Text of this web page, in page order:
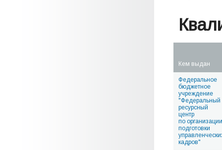
Кем выдан
Федеральное
бюджетное
учреждение
"Федеральный
ресурсный
центр
по организации
подготовки
кадров"